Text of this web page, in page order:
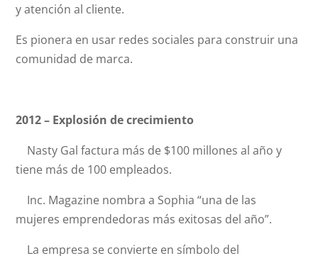
y atención al cliente.
Es pionera en usar redes sociales para construir una
comunidad de marca.
2012 – Explosión de crecimiento
Nasty Gal factura más de $100 millones al año y
tiene más de 100 empleados.
Inc. Magazine nombra a Sophia “una de las
mujeres emprendedoras más exitosas del año”.
La empresa se convierte en símbolo del